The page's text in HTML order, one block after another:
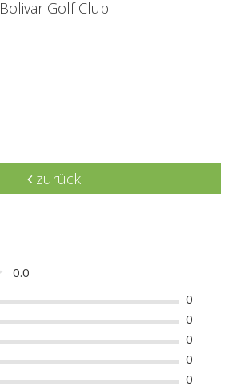
Bolivar Golf Club
zurück
0.0
0
0
0
0
0